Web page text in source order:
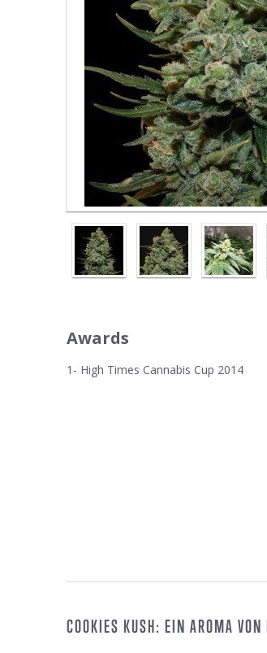
Awards
1- High Times Cannabis Cup 2014
COOKIES KUSH: EIN AROMA